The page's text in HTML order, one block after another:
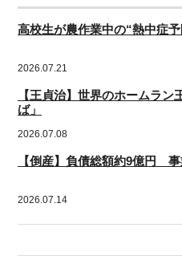
高校生が農作業中の“熱中症
2026.07.21
【王貞治】世界のホームラ
ば」
2026.07.08
【倒産】負債総額約9億円
2026.07.14